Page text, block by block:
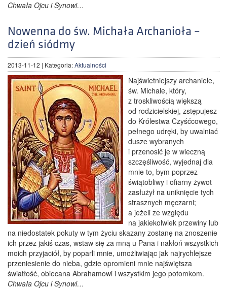
Chwała Ojcu i Synowi…
Nowenna do św. Michała Archanioła –
dzień siódmy
2013-11-12 | Kategoria:Aktualności
Najświetniejszy archaniele,
św. Michale, który,
z troskliwością większą
od rodzicielskiej, zstępujesz
do Królestwa Czyśćcowego,
pełnego udręki, by uwalniać
dusze wybranych
i przenosić je w wieczną
szczęśliwość, wyjednaj dla
mnie to, bym poprzez
świątobliwy i ofiarny żywot
zasłużył na uniknięcie tych
strasznych męczarni;
a jeżeli ze względu
na jakiekolwiek przewiny lub
na niedostatek pokuty w tym życiu skazany zostanę na znoszenie
ich przez jakiś czas, wstaw się za mną u Pana i nakłoń wszystkich
moich przyjaciół, by poparli mnie, umożliwiając jak najrychlejsze
przeniesienie do nieba, gdzie opromieni mnie najświętsza
światłość, obiecana Abrahamowi i wszystkim jego potomkom.
Chwała Ojcu i Synowi…